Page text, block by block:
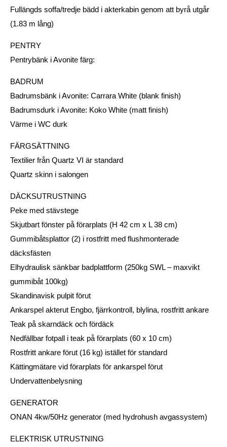
Fullängds soffa/tredje bädd i akterkabin genom att byrå utgår
(1.83 m lång)
PENTRY
Pentrybänk i Avonite färg:
BADRUM
Badrumsbänk i Avonite: Carrara White (blank finish)
Badrumsdurk i Avonite: Koko White (matt finish)
Värme i WC durk
FÄRGSÄTTNING
Textilier från Quartz VI är standard
Quartz skinn i salongen
DÄCKSUTRUSTNING
Peke med stävstege
Skjutbart fönster på förarplats (H 42 cm x L 38 cm)
Gummibåtsplattor (2) i rostfritt med flushmonterade
däcksfästen
Elhydraulisk sänkbar badplattform (250kg SWL – maxvikt
gummibåt 100kg)
Skandinavisk pulpit förut
Ankarspel akterut Engbo, fjärrkontroll, blylina, rostfritt ankare
Teak på skarndäck och fördäck
Nedfällbar fotpall i teak på förarplats (60 x 10 cm)
Rostfritt ankare förut (16 kg) istället för standard
Kättingmätare vid förarplats för ankarspel förut
Undervattenbelysning
GENERATOR
ONAN 4kw/50Hz generator (med hydrohush avgassystem)
ELEKTRISK UTRUSTNING